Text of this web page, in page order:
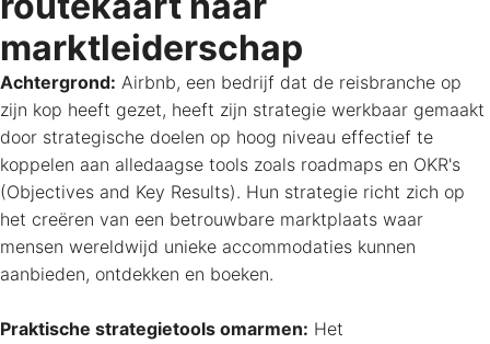
marktleiderschap
Achtergrond: Airbnb, een bedrijf dat de reisbranche op
zijn kop heeft gezet, heeft zijn strategie werkbaar gemaakt
door strategische doelen op hoog niveau effectief te
koppelen aan alledaagse tools zoals roadmaps en OKR's
(Objectives and Key Results). Hun strategie richt zich op
het creëren van een betrouwbare marktplaats waar
mensen wereldwijd unieke accommodaties kunnen
aanbieden, ontdekken en boeken.
Praktische strategietools omarmen: Het